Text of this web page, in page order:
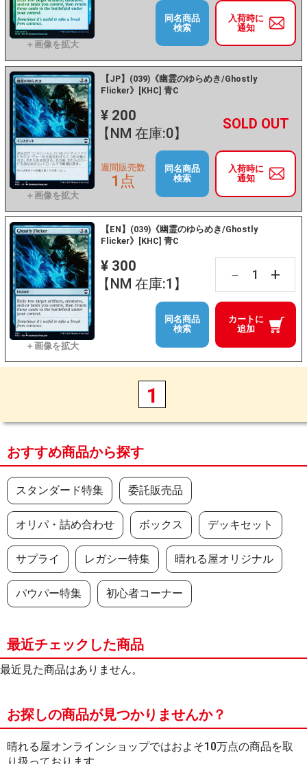
入荷時に
通知
同名商品
検索
【JP】(039)《幽霊のゆらめき/Ghostly
Flicker》[KHC] 青C
¥ 200
【NM 在庫:0】
－ +
入荷時に
通知
週間販売数
1点
同名商品
検索
【EN】(039)《幽霊のゆらめき/Ghostly
Flicker》[KHC] 青C
¥ 300
【NM 在庫:1】
－ +
カートに
追加
同名商品
検索
1
おすすめ商品から探す
スタンダード特集 委託販売品
オリパ・詰め合わせ ボックス デッキセット
サプライ レガシー特集 晴れる屋オリジナル
パウパー特集 初心者コーナー
最近チェックした商品
最近見た商品はありません。
お探しの商品が見つかりませんか？
晴れる屋オンラインショップではおよそ10万点の商品を取